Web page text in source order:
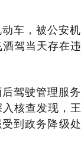
车，被公安
驾当天存在
驾驶管理服
核查发现，
到政务降级